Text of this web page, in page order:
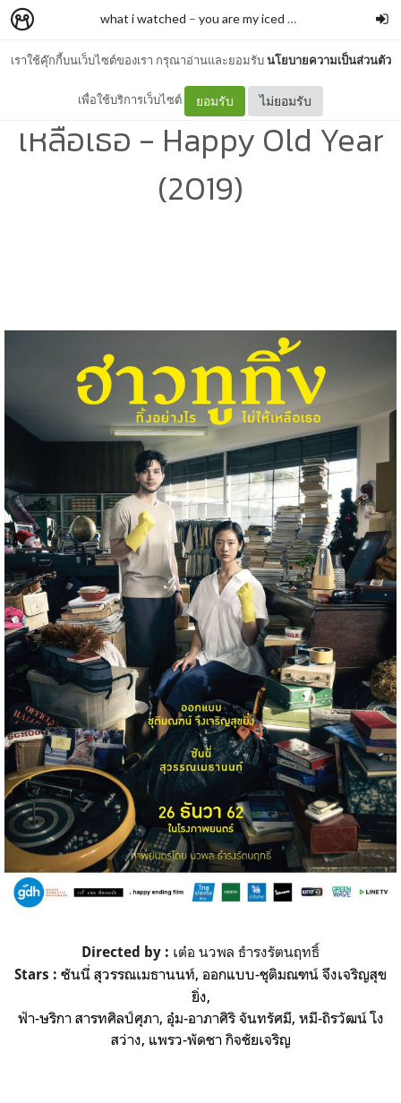
เราใช้คุ๊กกี้บนเว็บไซต์ของเรา กรุณาอ่านและยอมรับนโยบายความเป็นส่วนตัว
เพื่อใช้บริการเว็บไซต์ ยอมรับ ไม่ยอมรับ
what i watched – you are my iced coffee
รีวิว ฮาวทูทิ้ง ทิ้งอย่างไรไม่ให้
เหลือเธอ - Happy Old Year
(2019)
Directed by : เต๋อ นวพล ธำรงรัตนฤทธิ์
Stars : ซันนี่ สุวรรณเมธานนท์, ออกแบบ-ชุติมณฑน์ จึงเจริญสุข
ยิ่ง,
ฟ้า-ษริกา สารทศิลป์ศุภา, อุ๋ม-อาภาศิริ จันทรัศมี, หมี-ถิรวัฒน์ โง
สว่าง, แพรว-พัดชา กิจชัยเจริญ